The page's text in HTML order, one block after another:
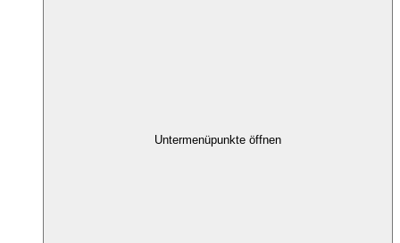
Untermenüpunkte öffnen